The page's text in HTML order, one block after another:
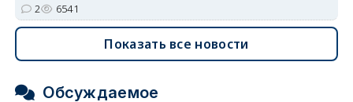
2 6541
Показать все новости
Обсуждаемое